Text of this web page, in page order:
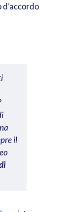
d’accordo
il